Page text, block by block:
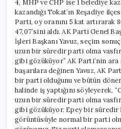
4, MHP ve CHP ise 1 belediye
kazandığı Tokat’ın Reşadiye
Parti, oy oranını 5 kat artırarak
47,07’sini aldı. AK Parti Genel
İşleri Başkanı Yavuz, seçim
uzun bir süredir parti olma
gibi gözüküyor” AK Parti’nin
başarılara değinen Yavuz, AK
bir parti olduğunu ve bütün
halinde iş yaptığını söyleyerek,
uzun bir süredir parti olma
gibi gözüküyor. Epey bir süredir
görüntüsüyle normal bir parti